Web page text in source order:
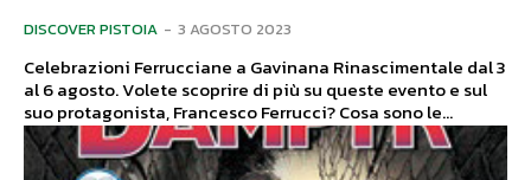
DISCOVER PISTOIA - 3 AGOSTO 2023
Celebrazioni Ferrucciane a Gavinana Rinascimentale dal 3
al 6 agosto. Volete scoprire di più su queste evento e sul
suo protagonista, Francesco Ferrucci? Cosa sono le...